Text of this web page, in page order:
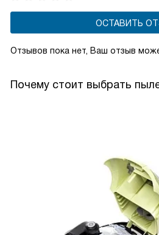
ОСТАВИТЬ
Отзывов пока нет, Ваш отзыв
Почему стоит выбрать